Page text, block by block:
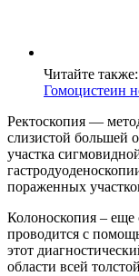
Читайте также:
Гомоцистеин
Ректоскопия —
слизистой большей
участка
пораженных
Колоноскопия –
проводится с
этот
области всей